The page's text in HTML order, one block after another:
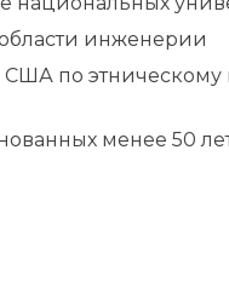
инженерии
США по
менее 50